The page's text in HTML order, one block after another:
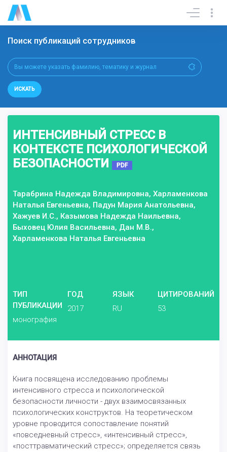
Поиск публикаций сотрудников
ИСКАТЬ
ИНТЕНСИВНЫЙ СТРЕСС В
КОНТЕКСТЕ ПСИХОЛОГИЧЕСКОЙ
БЕЗОПАСНОСТИ
PDF
Тарабрина Надежда Владимировна, Харламенкова
Наталья Евгеньевна, Падун Мария Анатольевна,
Хажуев И.С., Казымова Надежда Наильевна,
Быховец Юлия Васильевна, Дан М.В.,
Харламенкова Наталья Евгеньевна
ТИП
ПУБЛИКАЦИИ
монография
ГОД
2017
ЯЗЫК
RU
ЦИТИРОВАНИЙ
53
АННОТАЦИЯ
Книга посвящена исследованию проблемы
интенсивного стресса и психологической
безопасности личности - двух взаимосвязанных
психологических конструктов. На теоретическом
уровне проводится сопоставление понятий
«повседневный стресс», «интенсивный стресс»,
«посттравматический стресс»; определяется связь